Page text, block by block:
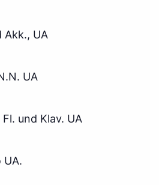
Akk., UA
UA
und Klav. UA
UA.